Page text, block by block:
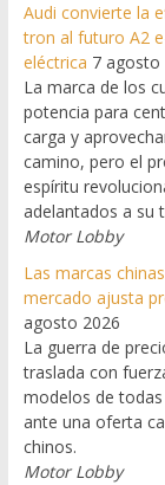
Audi convierte la
tron al futuro A2
eléctrica 7 agosto
La marca de los
potencia para
carga y
camino, pero el
espíritu
adelantados a su
Motor Lobby
Las marcas
mercado ajusta
agosto 2026
La guerra de
traslada con
modelos de
ante una oferta
chinos.
Motor Lobby